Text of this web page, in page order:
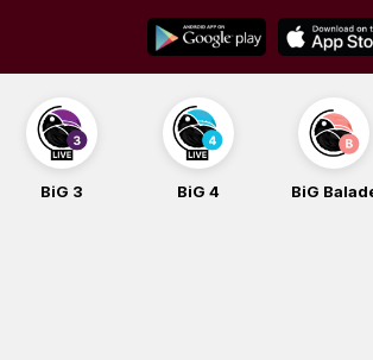
content
BiG 3 BiG 4 BiG